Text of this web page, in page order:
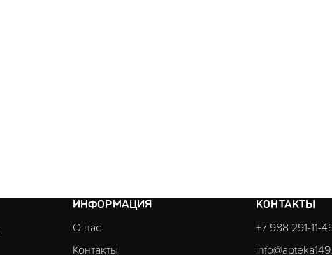
ИНФОРМАЦИЯ
О нас
Контакты
КОНТАКТЫ
+7 988 291-11-